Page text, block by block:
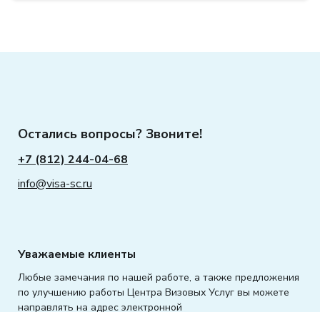
Остались вопросы? Звоните!
+7 (812) 244-04-68
info@visa-sc.ru
Уважаемые клиенты
Любые замечания по нашей работе, а также предложения
по улучшению работы Центра Визовых Услуг вы можете
направлять на адрес электронной